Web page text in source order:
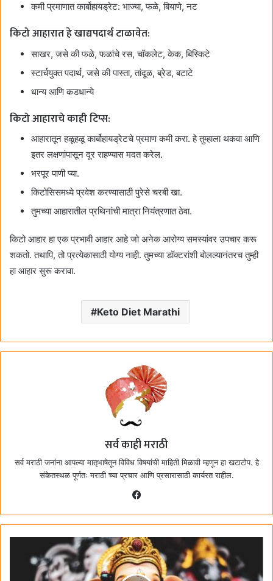
कमी प्रमाणात कार्बोहायड्रेट: भाज्या, फळे, बियाणे, नट
किटो आहारात हे खाद्यपदार्थ टाळावेत:
साखर, जसे की फळे, फळांचे रस, चॉकलेट, केक, बिस्किटे
स्टार्चयुक्त पदार्थ, जसे की पास्ता, तांदूळ, ब्रेड, बटाटे
धान्य आणि कडधान्ये
किटो आहाराचे काही टिप्स:
आहारातून हळूहळू कार्बोहायड्रेटचे प्रमाण कमी करा. हे तुम्हाला थकवा आणि
इतर लक्षणांपासून दूर राहण्यास मदत करेल.
भरपूर पाणी प्या.
किटोसिसमध्ये प्रवेश करण्यासाठी पुरेसे चरबी खा.
तुमच्या आहारातील प्रथिनांची मात्रा नियंत्रणात ठेवा.
किटो आहार हा एक प्रभावी आहार आहे जो अनेक आरोग्य समस्यांवर उपचार करू
शकतो. तथापि, तो प्रत्येकासाठी योग्य नाही. तुमच्या डॉक्टरांशी बोलल्यानंतरच तुम्ही
हा आहार सुरू करावा.
Keto Diet Marathi
सर्व काही मराठी
सर्व मराठी जनांना आपल्या मातृभाषेतून विविध विषयांची माहिती मिळावी म्हणून हा खटाटोप. हे
संकेतस्थळ पूर्णतः मराठी च्या प्रचार आणि प्रसारासाठी कार्यरत राहील.
c
e
b
o